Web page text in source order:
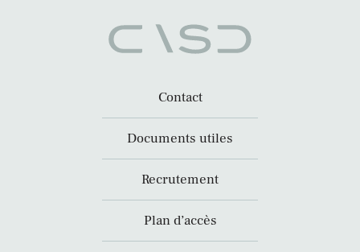
Contact
Documents utiles
Recrutement
Plan d’accès